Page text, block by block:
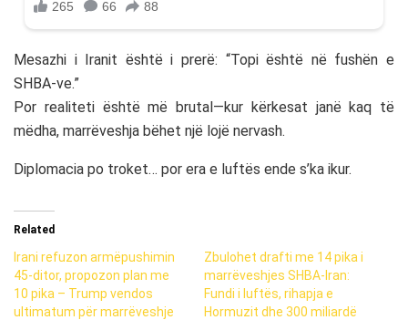
Mesazhi i Iranit është i prerë: “Topi është në fushën e
SHBA-ve.”
Por realiteti është më brutal—kur kërkesat janë kaq të
mëdha, marrëveshja bëhet një lojë nervash.
Diplomacia po troket… por era e luftës ende s’ka ikur.
Related
Irani refuzon armëpushimin
45-ditor, propozon plan me
10 pika – Trump vendos
ultimatum për marrëveshje
Zbulohet drafti me 14 pika i
marrëveshjes SHBA-Iran:
Fundi i luftës, rihapja e
Hormuzit dhe 300 miliardë